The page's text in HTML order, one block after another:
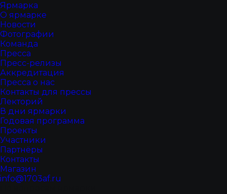
Ярмарка
О ярмарке
Новости
Фотографии
Команда
Пресса
Пресс-релизы
Аккредитация
Пресса о нас
Контакты для прессы
Лекторий
В дни ярмарки
Годовая программа
Проекты
Участники
Партнёры
Контакты
Магазин
info@1703af.ru